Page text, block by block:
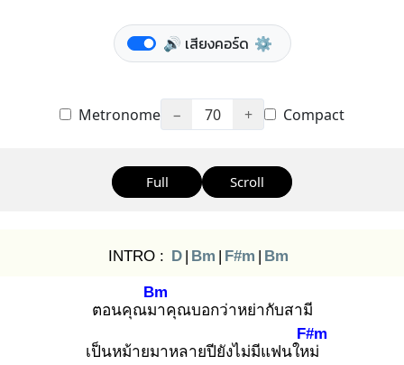
🔊 เสียงคอร์ด ⚙️
Metronome − 70 + Compact
Full Scroll
INTRO : D | Bm | F#m | Bm
ตอนคุณมา
Bm
คุณบอกว่าหย่ากับสามี
เป็นหม้ายมาหลายปียังไม่มีแฟนใหม่
F#m